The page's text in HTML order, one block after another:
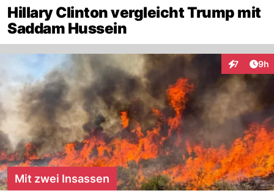
Hillary Clinton vergleicht Trump mit
Saddam Hussein
7 9h
Mit zwei Insassen